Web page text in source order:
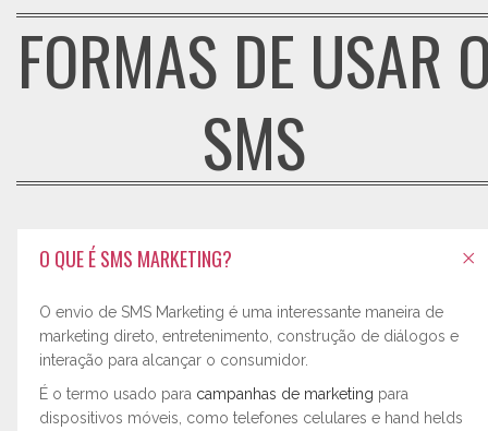
FORMAS DE USAR
SMS
O QUE É SMS MARKETING?
O envio de SMS Marketing é uma interessante maneira de
marketing direto, entretenimento, construção de diálogos e
interação para alcançar o consumidor.
É o termo usado para campanhas de marketing para
dispositivos móveis, como telefones celulares e hand helds